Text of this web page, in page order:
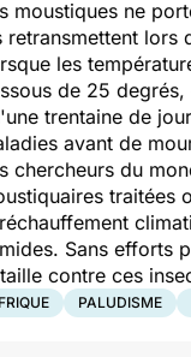
moustiques ne
retransmettent lors
les
de 25
trentaine de
avant de
chercheurs du
traitées
Sans efforts
contre ces
PALUDISME